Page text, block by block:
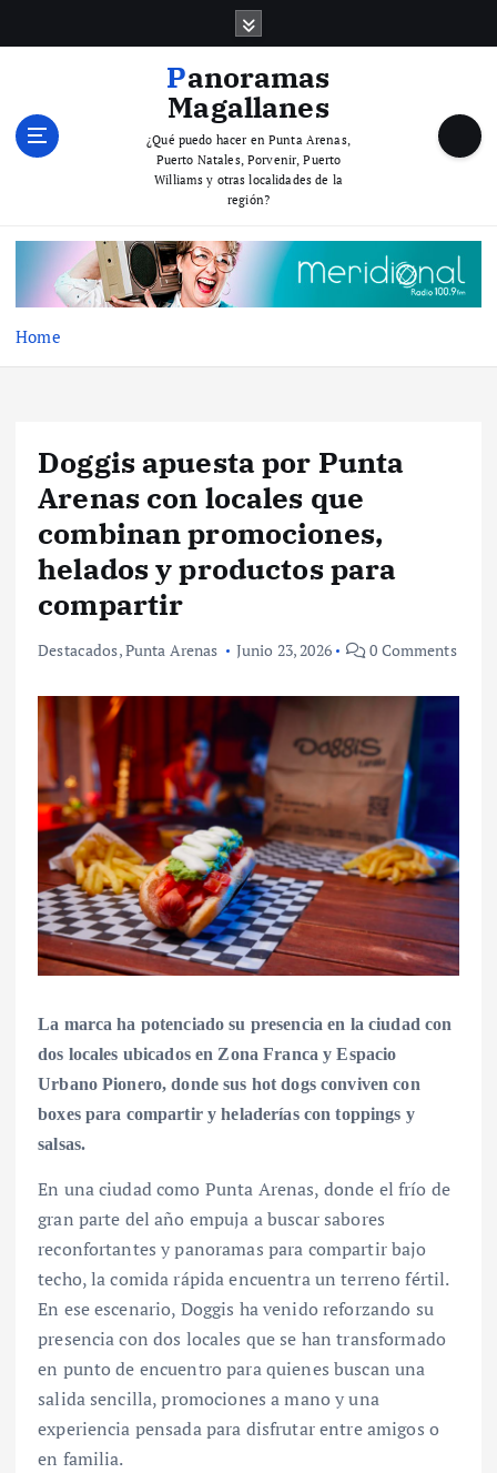
Panoramas
Magallanes
¿Qué puedo hacer en Punta Arenas,
Puerto Natales, Porvenir, Puerto
Williams y otras localidades de la
región?
Home
Doggis apuesta por Punta
Arenas con locales que
combinan promociones,
helados y productos para
compartir
Destacados,Punta Arenas Junio 23, 2026 0 Comments
La marca ha potenciado su presencia en la ciudad con
dos locales ubicados en Zona Franca y Espacio
Urbano Pionero, donde sus hot dogs conviven con
boxes para compartir y heladerías con toppings y
salsas.
En una ciudad como Punta Arenas, donde el frío de
gran parte del año empuja a buscar sabores
reconfortantes y panoramas para compartir bajo
techo, la comida rápida encuentra un terreno fértil.
En ese escenario, Doggis ha venido reforzando su
presencia con dos locales que se han transformado
en punto de encuentro para quienes buscan una
salida sencilla, promociones a mano y una
experiencia pensada para disfrutar entre amigos o
en familia.